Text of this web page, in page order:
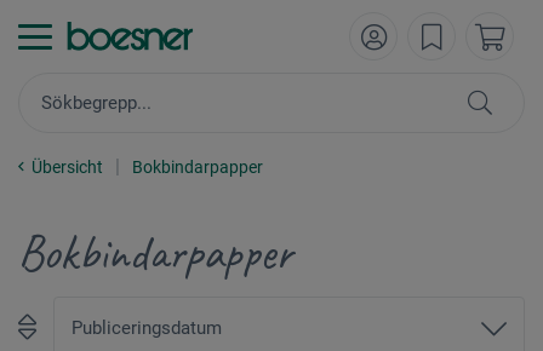
Übersicht Bokbindarpapper
Bokbindarpapper